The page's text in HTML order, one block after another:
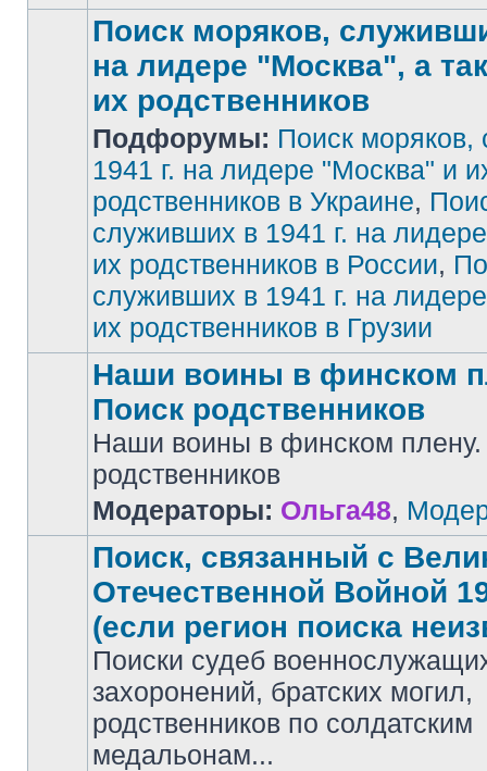
Нет
непрочитанных
Поиск моряков,
на лидере "Москва", а
их родственников
Подфорумы: Поиск
1941 г. на лидере "Москва" и
родственников в Украине,
служивших в 1941 г. на
их родственников в России,
служивших в 1941 г. на
их родственников в Грузии
непрочитанных
сообщений
Наши воины в финском
Поиск родственников
Наши воины в финском плену.
родственников
Модераторы: Ольга48,
Поиск, связанный с
Отечественной Войной
(если регион поиска
Поиски судеб
захоронений, братских могил,
родственников по солдатским
медальонам...